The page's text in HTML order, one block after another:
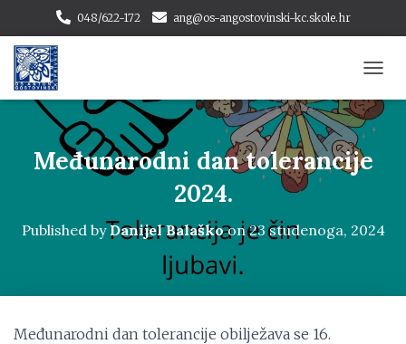
048/622-172 ang@os-angostovinski-kc.skole.hr
O
G
G
I
Međunarodni dan tolerancije
2024.
Published by Danijel Balaškoon23 studenoga, 2024
Međunarodni dan tolerancije obilježava se 16.